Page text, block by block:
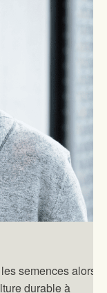
semences alors
durable à